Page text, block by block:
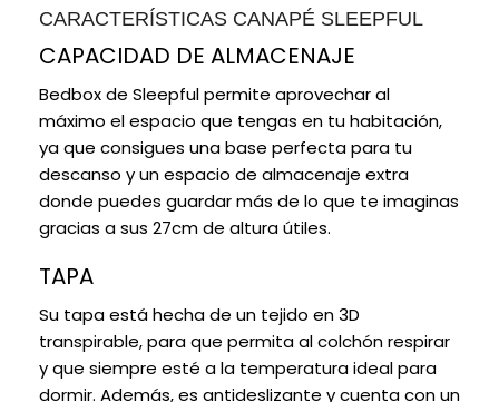
CARACTERÍSTICAS CANAPÉ SLEEPFUL
CAPACIDAD DE ALMACENAJE
Bedbox de Sleepful permite aprovechar al
máximo el espacio que tengas en tu habitación,
ya que consigues una base perfecta para tu
descanso y un espacio de almacenaje extra
donde puedes guardar más de lo que te imaginas
gracias a sus 27cm de altura útiles.
TAPA
Su tapa está hecha de un tejido en 3D
transpirable, para que permita al colchón respirar
y que siempre esté a la temperatura ideal para
dormir. Además, es antideslizante y cuenta con un